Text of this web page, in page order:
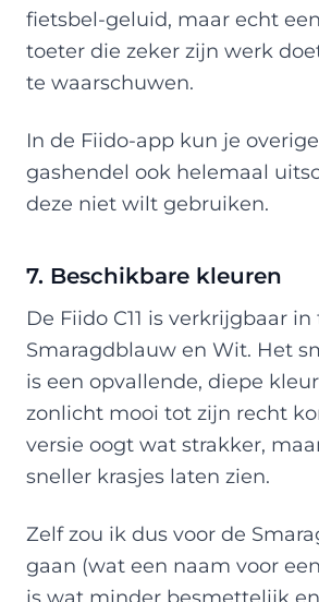
fietsbel-geluid, maar echt
toeter die zeker zijn werk
te waarschuwen.
In de Fiido-app kun je
gashendel ook helemaal
deze niet wilt gebruiken.
7. Beschikbare kleuren
De Fiido C11 is verkrijgbaar
Smaragdblauw en Wit. Het
is een opvallende, diepe
zonlicht mooi tot zijn recht
versie oogt wat strakker,
sneller krasjes laten zien.
Zelf zou ik dus voor de
gaan (wat een naam voor